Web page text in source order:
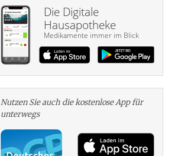
Die Digitale
Hausapotheke
Medikamente immer im Blick
Nutzen Sie auch die kosten­lose App für
unterwegs